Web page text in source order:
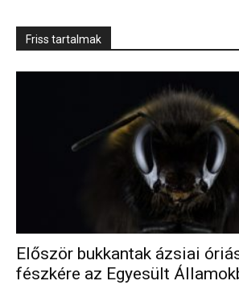
Friss tartalmak
Először bukkantak ázsiai
fészkére az Egyesült